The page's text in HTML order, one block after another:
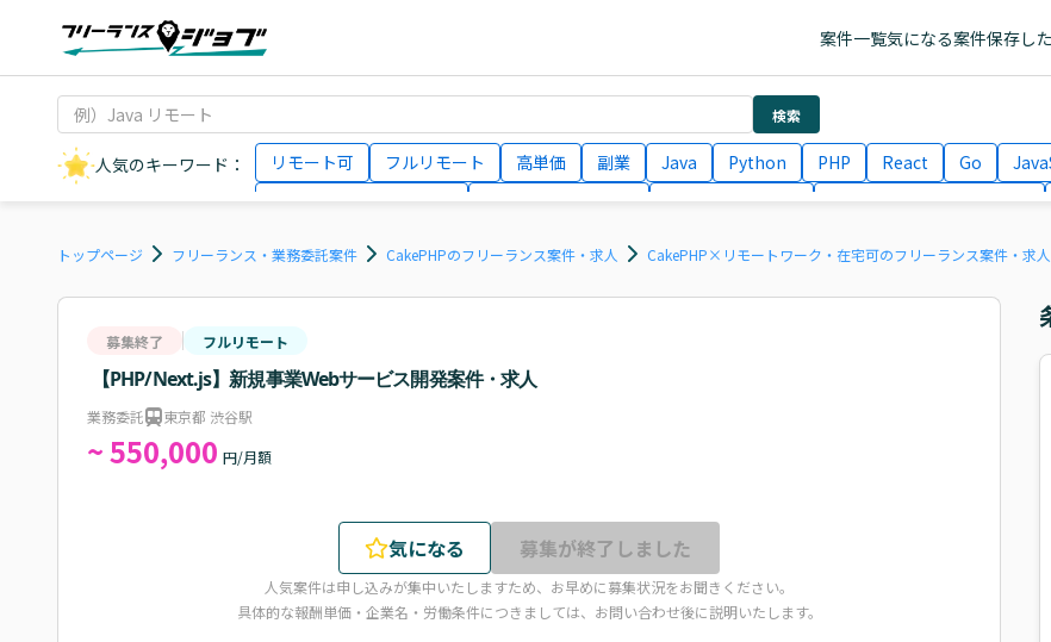
案件一覧気になる案件保存し
検索
人気のキーワード： リモート可 フルリモート 高単価 副業 Java Python PHP React Go
AIエンジニア
月収100万円 業務委託
トップページ フリーランス・業務委託案件 CakePHPのフリーランス案件・求人 CakePHP×リモートワーク・在宅可のフリーランス案件・求人
募集終了 フルリモート
【PHP/Next.js】新規事業Webサービス開発案件・求人
業務委託 東京都 渋谷駅
~ 550,000 円/月額
気になる 募集が終了しました
人気案件は申し込みが集中いたしますため、お早めに募集状況をお聞きください。
具体的な報酬単価・企業名・労働条件につきましては、お問い合わせ後に説明いたします。